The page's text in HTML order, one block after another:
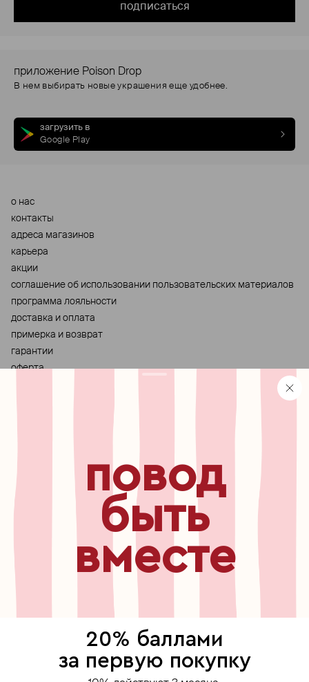
подписаться
приложение Poison Drop
В нем выбирать новые украшения еще удобнее.
загрузить в
Google Play
о нас
контакты
адреса магазинов
карьера
акции
cоглашение об использовании пользовательских материалов
программа лояльности
доставка и оплата
примерка и возврат
гарантии
оферта
бесплатный звонок по России
узнавайте первыми о
новинках, специальных
мероприятиях, скидках и
выберите, где продолжить
Для хорошей работы сайта мы используем файлы cookies
повод
быть
вместе
20% баллами
за первую покупку